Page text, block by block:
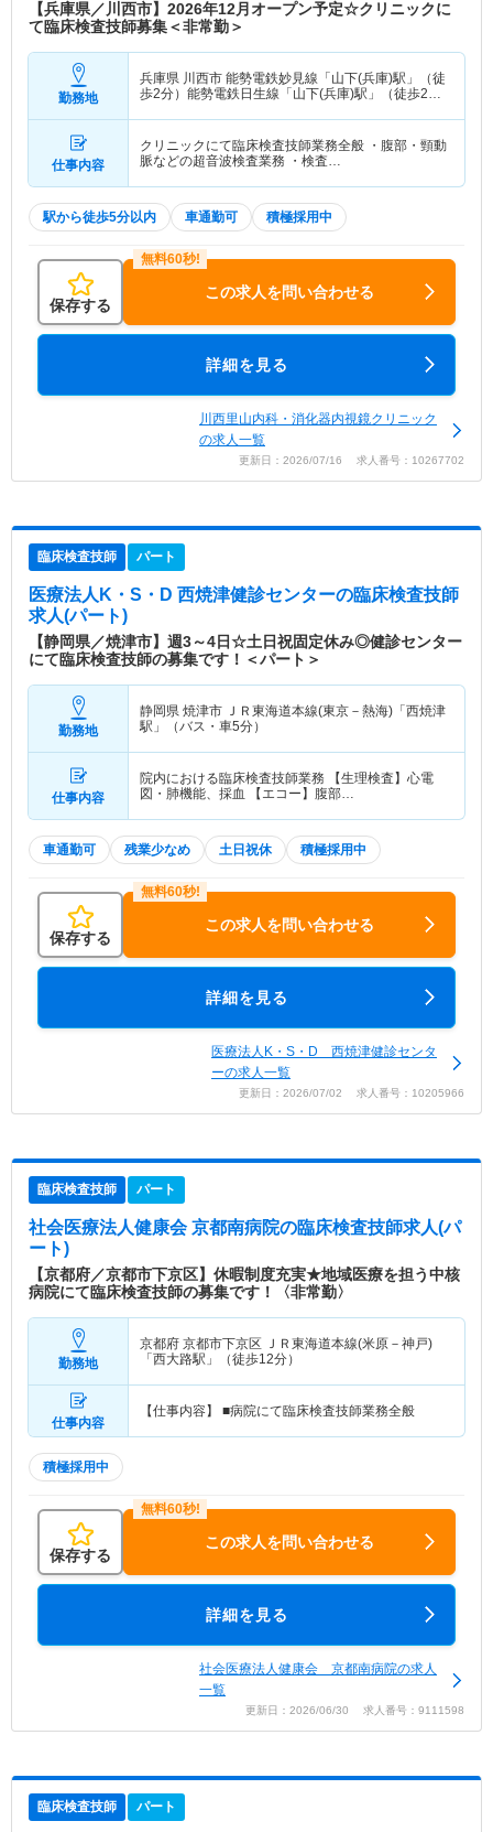
【兵庫県／川西市】2026年12月オープン予定☆クリニックに
て臨床検査技師募集＜非常勤＞
勤務地
兵庫県 川西市 能勢電鉄妙見線「山下(兵庫)駅」（徒
歩2分）能勢電鉄日生線「山下(兵庫)駅」（徒歩2
仕事内容
クリニックにて臨床検査技師業務全般 ・腹部・頸動
脈などの超音波検査業務 ・検査…
駅から徒歩5分以内 車通勤可 積極採用中
保存する
この求人を問い合わせる
詳細を見る
川西里山内科・消化器内視鏡クリニック
の求人一覧
更新日：2026/07/16 求人番号：10267702
臨床検査技師 パート
医療法人K・S・D 西焼津健診センターの臨床検査技師
求人(パート)
【静岡県／焼津市】週3～4日☆土日祝固定休み◎健診センター
にて臨床検査技師の募集です！＜パート＞
勤務地
静岡県 焼津市 ＪＲ東海道本線(東京－熱海)「西焼津
駅」（バス・車5分）
仕事内容
院内における臨床検査技師業務 【生理検査】心電
図・肺機能、採血 【エコー】腹部…
車通勤可 残業少なめ 土日祝休 積極採用中
保存する
この求人を問い合わせる
詳細を見る
医療法人K・S・D 西焼津健診センタ
ーの求人一覧
更新日：2026/07/02 求人番号：10205966
臨床検査技師 パート
社会医療法人健康会 京都南病院の臨床検査技師求人(パ
ート)
【京都府／京都市下京区】休暇制度充実★地域医療を担う中核
病院にて臨床検査技師の募集です！〈非常勤〉
勤務地
京都府 京都市下京区 ＪＲ東海道本線(米原－神戸)
「西大路駅」（徒歩12分）
仕事内容
【仕事内容】 ■病院にて臨床検査技師業務全般
積極採用中
保存する
この求人を問い合わせる
詳細を見る
社会医療法人健康会 京都南病院の求人
一覧
更新日：2026/06/30 求人番号：9111598
臨床検査技師 パート